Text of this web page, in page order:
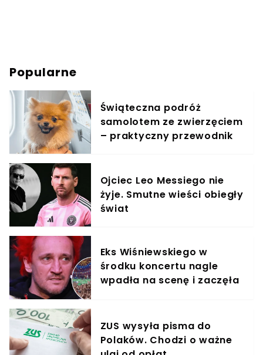
Popularne
Świąteczna podróż
samolotem ze zwierzęciem
– praktyczny przewodnik
Ojciec Leo Messiego nie
żyje. Smutne wieści obiegły
świat
Eks Wiśniewskiego w
środku koncertu nagle
wpadła na scenę i zaczęła
ZUS wysyła pisma do
Polaków. Chodzi o ważne